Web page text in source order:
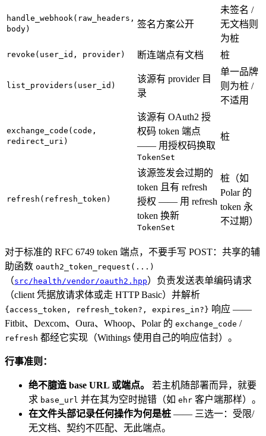
handle_webhook(raw_headers,
body)
签名方案公开
未签名 /
无文档则
为桩
revoke(user_id, provider) 断连端点有文档 桩
list_providers(user_id)
该源有 provider 目
录
单一品牌
则为桩 /
不适用
exchange_code(code,
redirect_uri)
该源有 OAuth2 授
权码 token 端点
—— 用授权码换取
TokenSet
桩
refresh(refresh_token)
该源签发会过期的
token 且有 refresh
授权 —— 用 refresh
token 换新
TokenSet
桩（如
Polar 的
token 永
不过期）
对于标准的 RFC 6749 token 端点，不要手写 POST：共享的辅
助函数 oauth2_token_request(...)
（src/health/vendor/oauth2.hpp）负责发送表单编码请求
（client 凭据放请求体或走 HTTP Basic）并解析
{access_token, refresh_token?, expires_in?} 响应 ——
Fitbit、Dexcom、Oura、Whoop、Polar 的 exchange_code /
refresh 都经它实现（Withings 使用自己的响应信封）。
行事准则：
绝不臆造 base URL 或端点。
若主机随部署而异，就要
求 base_url 并在其为空时抛错（如 ehr 客户端那样）。
在文件头部记录任何操作为何是桩 —— 三选一：受限/
无文档、契约不匹配、无此端点。